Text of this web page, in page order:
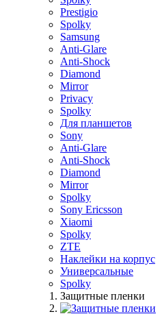
Prestigio
Spolky
Samsung
Anti-Glare
Anti-Shock
Diamond
Mirror
Privacy
Spolky
Для планшетов
Sony
Anti-Glare
Anti-Shock
Diamond
Mirror
Spolky
Sony Ericsson
Xiaomi
Spolky
ZTE
Наклейки на корпус
Универсальные
Spolky
Защитные пленки